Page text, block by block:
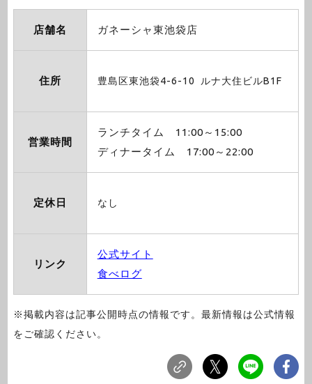
店舗名 ガネーシャ東池袋店
住所 豊島区東池袋4-6-10 ルナ大住ビルB1F
営業時間
ランチタイム 11:00～15:00
ディナータイム 17:00～22:00
定休日 なし
リンク
公式サイト
食べログ
※掲載内容は記事公開時点の情報です。最新情報は公式情報
をご確認ください。